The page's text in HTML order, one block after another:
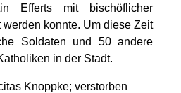
Efferts mit bischöflicher
konnte. Um diese Zeit
Soldaten und 50 andere
in der Stadt.
Knoppke; verstorben